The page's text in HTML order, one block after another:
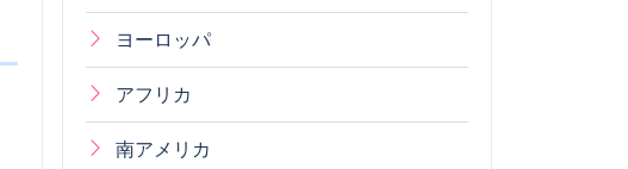
ヨーロッパ
アフリカ
南アメリカ